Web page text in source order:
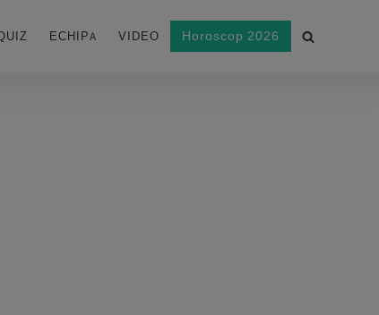
ECHIPA VIDEO Horoscop 2026